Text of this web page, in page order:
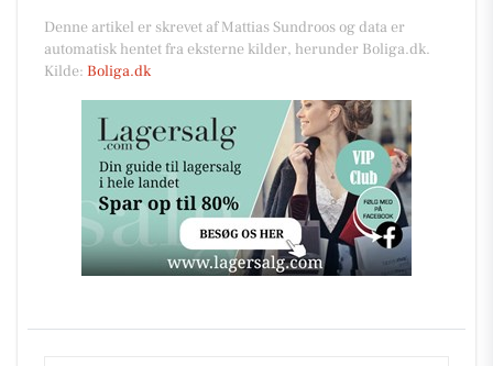
Denne artikel er skrevet af Mattias Sundroos og data er
automatisk hentet fra eksterne kilder, herunder Boliga.dk.
Kilde: Boliga.dk